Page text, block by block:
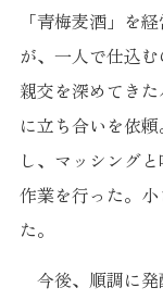
「青梅麦酒」を
が、一人で仕込
親交を深めてき
に立ち合いを依
し、マッシング
作業を行った。
た。
今後、順調に発